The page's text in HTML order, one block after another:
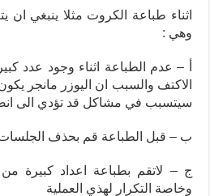
اثناء طباعة الكروت مثلا ينبغي ان
وهي :
أ – عدم الطباعة اثناء وجود عدد
الاكتف والسبب ان اليوزر مانجر
سيتسبب في مشاكل قد تؤدي الى
ب – قبل الطباعة قم بحذف الجلسات
ج – لاتقم بطباعة اعداد كبيرة
وخاصة التكرار لهذي العملية